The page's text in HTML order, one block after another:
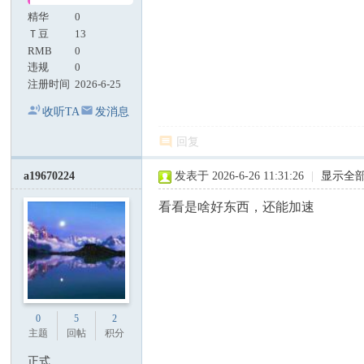
精华
0
Ｔ豆
13
RMB
0
违规
0
注册时间 2026-6-25
收听TA 发消息
回复
a19670224
0
主题
5
回帖
2
积分
正式
发表于 2026-6-26 11:31:26 显示全
看看是啥好东西，还能加速